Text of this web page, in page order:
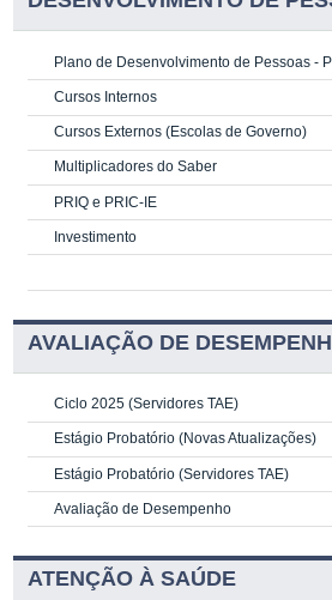
Plano de Desenvolvimento de Pessoas -
Cursos Internos
Cursos Externos (Escolas de Governo)
Multiplicadores do Saber
PRIQ e PRIC-IE
Investimento
AVALIAÇÃO DE
Ciclo 2025 (Servidores TAE)
Estágio Probatório (Novas Atualizações)
Estágio Probatório (Servidores TAE)
Avaliação de Desempenho
ATENÇÃO À SAÚDE